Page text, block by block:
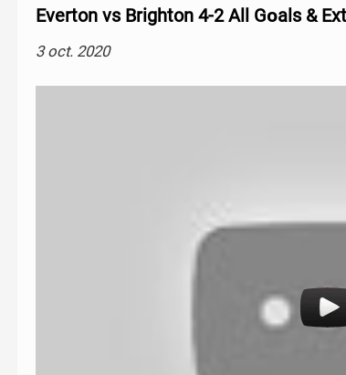
Everton vs Brighton 4-2 All Gоals &
3 oct. 2020